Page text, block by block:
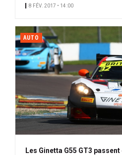
8 FÉV. 2017 • 14:00
AUTO
Les Ginetta G55 GT3